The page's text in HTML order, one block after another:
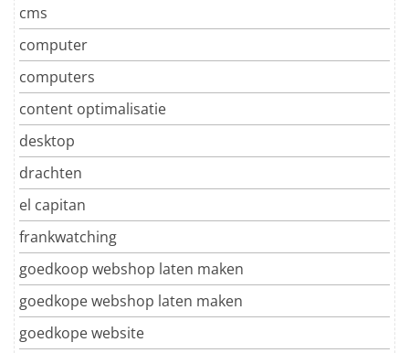
cms
computer
computers
content optimalisatie
desktop
drachten
el capitan
frankwatching
goedkoop webshop laten maken
goedkope webshop laten maken
goedkope website